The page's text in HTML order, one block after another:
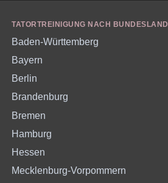
TATORTREINIGUNG NACH BUNDESLAND
Baden-Württemberg
Bayern
Berlin
Brandenburg
Bremen
Hamburg
Hessen
Mecklenburg-Vorpommern